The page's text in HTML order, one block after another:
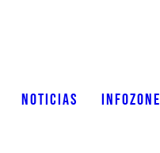
NOTICIAS INFOZONE